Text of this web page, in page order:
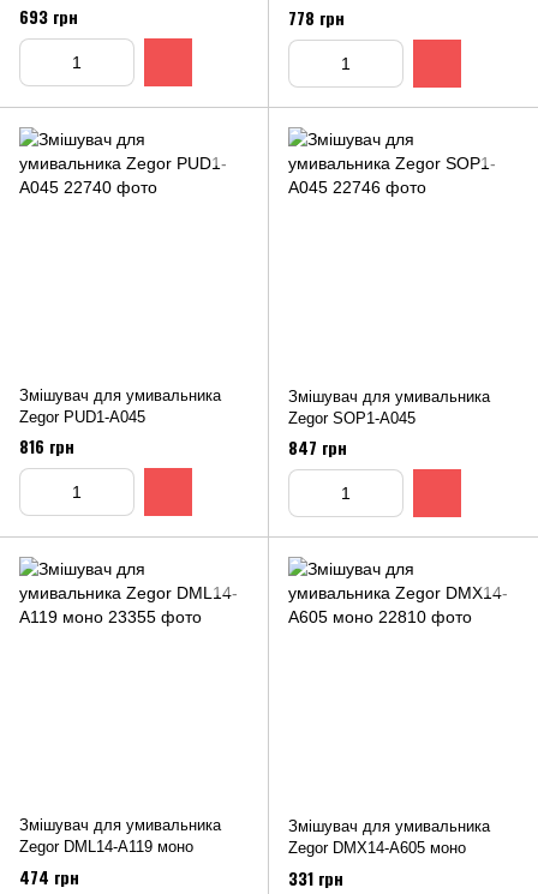
693 грн 778 грн
Змішувач для умивальника
Zegor PUD1-A045
816 грн
Змішувач для умивальника
Zegor SOP1-A045
847 грн
Змішувач для умивальника
Zegor DML14-A119 моно
474 грн
Змішувач для умивальника
Zegor DMX14-A605 моно
331 грн